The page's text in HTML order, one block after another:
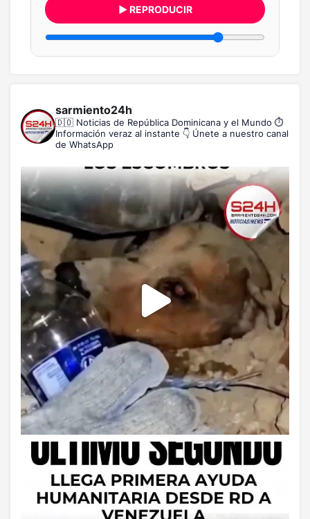
▶ REPRODUCIR
sarmiento24h
🇩🇴 Noticias de República Dominicana y el Mundo ⏱️
Información veraz al instante 👇 Únete a nuestro canal
de WhatsApp